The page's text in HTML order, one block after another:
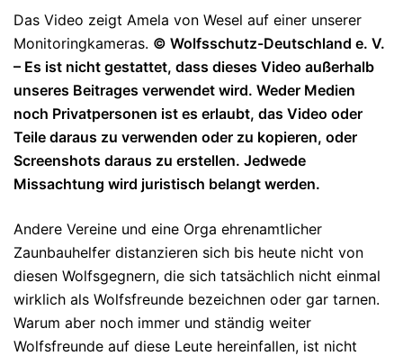
Das Video zeigt Amela von Wesel auf einer unserer
Monitoringkameras. © Wolfsschutz-Deutschland e. V.
– Es ist nicht gestattet, dass dieses Video außerhalb
unseres Beitrages verwendet wird. Weder Medien
noch Privatpersonen ist es erlaubt, das Video oder
Teile daraus zu verwenden oder zu kopieren, oder
Screenshots daraus zu erstellen. Jedwede
Missachtung wird juristisch belangt werden.
Andere Vereine und eine Orga ehrenamtlicher
Zaunbauhelfer distanzieren sich bis heute nicht von
diesen Wolfsgegnern, die sich tatsächlich nicht einmal
wirklich als Wolfsfreunde bezeichnen oder gar tarnen.
Warum aber noch immer und ständig weiter
Wolfsfreunde auf diese Leute hereinfallen, ist nicht